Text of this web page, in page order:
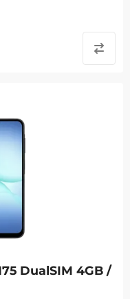
DualSIM 4GB /